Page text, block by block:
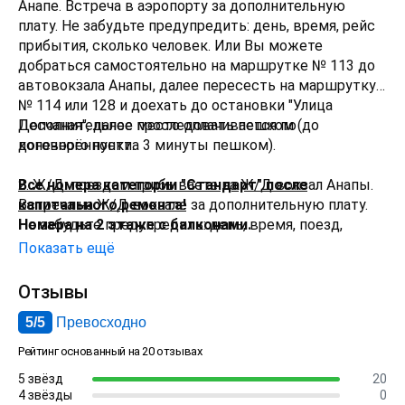
Анапе. Встреча в аэропорту за дополнительную
плату. Не забудьте предупредить: день, время, рейс
прибытия, сколько человек. Или Вы можете
добраться самостоятельно на маршрутке № 113 до
автовокзала Анапы, далее пересесть на маршрутку
№ 114 или 128 и доехать до остановки "Улица
Песчаная", далее проследовать пешком (до
конечного пункта 3 минуты пешком).
2. Ж/Д:поездом прибываете на Ж/Д вокзал Анапы.
Встреча на Ж/Д вокзале за дополнительную плату.
Не забудьте предупредить: день, время, поезд,
вагон. Или Вы можете добраться самостоятельно на
пересесть на маршрутку № 114 или 128 и доехать до
остановки "Улица Песчаная", далее проследовать
пешком (до конечного пункта 3 минуты пешком).
Дополнительное место оплачивается по
договорённости.
Все номера категории "Стандарт" после
капитального ремонта!
Номера на 2 этаже с балконами.
Показать ещё
Отзывы
5/5 Превосходно
Рейтинг основанный на 20 отзывах
5 звёзд
20
4 звёзды
0